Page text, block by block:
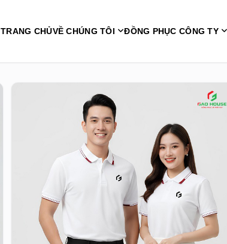
TRANG CHỦVỀ CHÚNG TÔI ĐỒNG PHỤC CÔNG TY